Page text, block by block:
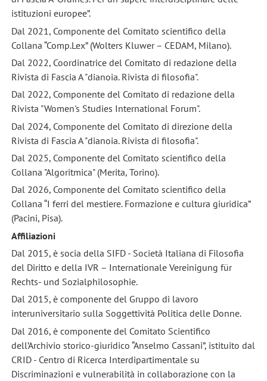
istituzioni europee”.
Dal 2021, Componente del Comitato scientifico della
Collana “Comp.Lex” (Wolters Kluwer – CEDAM, Milano).
Dal 2022, Coordinatrice del Comitato di redazione della
Rivista di Fascia A "dianoia. Rivista di filosofia".
Dal 2022, Componente del Comitato di redazione della
Rivista "Women's Studies International Forum".
Dal 2024, Componente del Comitato di direzione della
Rivista di Fascia A "dianoia. Rivista di filosofia".
Dal 2025, Componente del Comitato scientifico della
Collana "Algoritmica" (Merita, Torino).
Dal 2026, Componente del Comitato scientifico della
Collana “I ferri del mestiere. Formazione e cultura giuridica”
(Pacini, Pisa).
Affiliazioni
Dal 2015, è socia della SIFD - Società Italiana di Filosofia
del Diritto e della IVR – Internationale Vereinigung für
Rechts- und Sozialphilosophie.
Dal 2015, è componente del Gruppo di lavoro
interuniversitario sulla Soggettività Politica delle Donne.
Dal 2016, è componente del Comitato Scientifico
dell’Archivio storico-giuridico “Anselmo Cassani”, istituito dal
CRID - Centro di Ricerca Interdipartimentale su
Discriminazioni e vulnerabilità in collaborazione con la